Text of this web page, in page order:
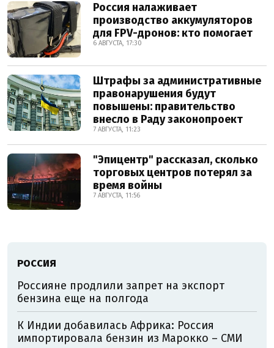
Россия налаживает
производство аккумуляторов
для FPV-дронов: кто помогает
6 АВГУСТА, 17:30
Штрафы за административные
правонарушения будут
повышены: правительство
внесло в Раду законопроект
7 АВГУСТА, 11:23
"Эпицентр" рассказал, сколько
торговых центров потерял за
время войны
7 АВГУСТА, 11:56
РОССИЯ
Россияне продлили запрет на экспорт
бензина еще на полгода
К Индии добавилась Африка: Россия
импортировала бензин из Марокко – СМИ